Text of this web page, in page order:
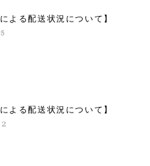
よる配送状況について】
よる配送状況について】